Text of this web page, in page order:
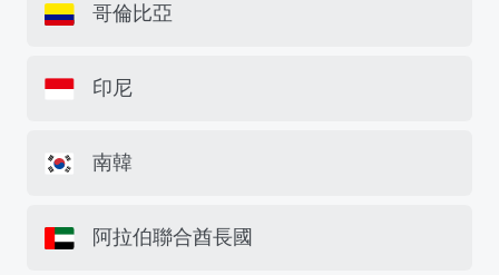
哥倫比亞
印尼
南韓
阿拉伯聯合酋長國